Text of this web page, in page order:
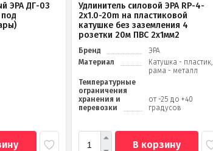
ЭРА ДГ-03
Удлинитель силовой ЭРА RP-4-
2x1.0-20m на пластиковой
катушке без заземления 4
розетки 20м ПВС 2х1мм2
Бренд
ЭРА
Материал
Катушка - пластик,
рама - металл
Температурные
ограничения
хранения и
перевозки
от -25 до +40
градусов
В корзину